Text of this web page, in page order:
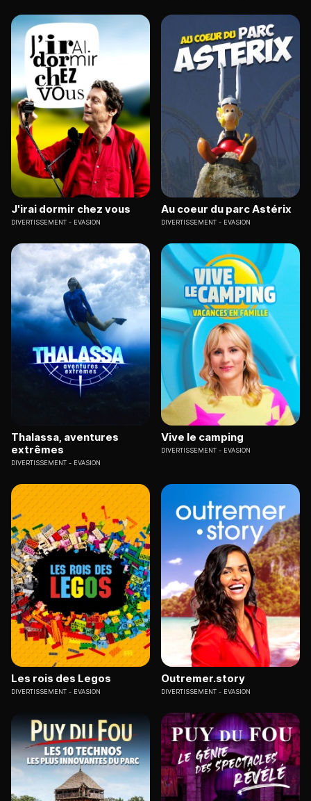
J'irai dormir chez vous
DIVERTISSEMENT EVASION
Au coeur du parc Astérix
DIVERTISSEMENT EVASION
Thalassa, aventures
extrêmes
DIVERTISSEMENT EVASION
Vive le camping
DIVERTISSEMENT EVASION
Les rois des Legos
DIVERTISSEMENT EVASION
Outremer.story
DIVERTISSEMENT EVASION